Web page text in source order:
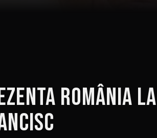
România la